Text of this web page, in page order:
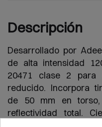
Descripción
Desarrollado por
de alta intensidad
20471 clase 2 para
reducido. Incorpora
de 50 mm en
reflectividad total.